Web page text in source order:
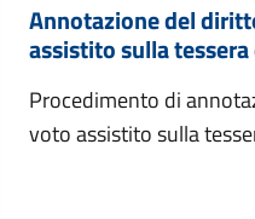
Annotazione del
assistito sulla
Procedimento di
voto assistito sulla